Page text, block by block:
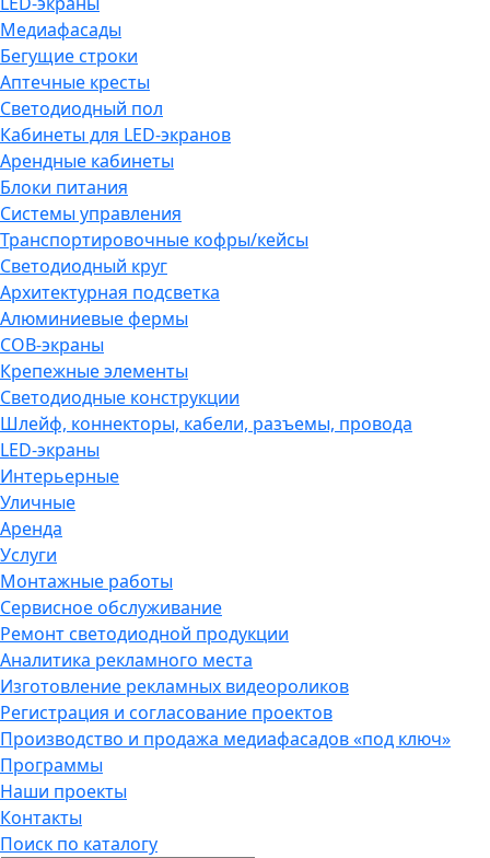
Медиафасады
Бегущие строки
Аптечные кресты
Светодиодный пол
Кабинеты для LED-экранов
Арендные кабинеты
Блоки питания
Системы управления
Транспортировочные кофры/кейсы
Светодиодный круг
Архитектурная подсветка
Алюминиевые фермы
COB-экраны
Крепежные элементы
Светодиодные конструкции
Шлейф, коннекторы, кабели, разъемы, провода
LED-экраны
Интерьерные
Уличные
Аренда
Услуги
Монтажные работы
Сервисное обслуживание
Ремонт светодиодной продукции
Аналитика рекламного места
Изготовление рекламных видеороликов
Регистрация и согласование проектов
Производство и продажа медиафасадов «под ключ»
Программы
Наши проекты
Контакты
Поиск по каталогу